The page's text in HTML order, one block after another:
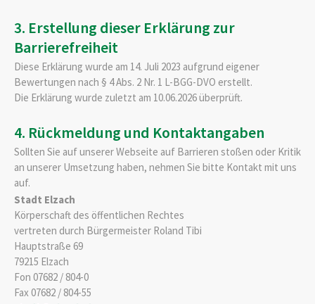
3. Erstellung dieser Erklärung zur
Barrierefreiheit
Diese Erklärung wurde am 14. Juli 2023 aufgrund eigener
Bewertungen nach § 4 Abs. 2 Nr. 1 L-BGG-DVO erstellt.
Die Erklärung wurde zuletzt am 10.06.2026 überprüft.
4. Rückmeldung und Kontaktangaben
Sollten Sie auf unserer Webseite auf Barrieren stoßen oder Kritik
an unserer Umsetzung haben, nehmen Sie bitte Kontakt mit uns
auf.
Stadt Elzach
Körperschaft des öffentlichen Rechtes
vertreten durch Bürgermeister Roland Tibi
Hauptstraße 69
79215 Elzach
Fon 07682 / 804-0
Fax 07682 / 804-55